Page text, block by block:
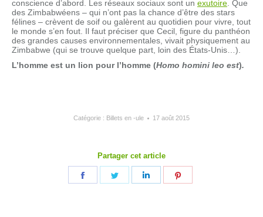
conscience d’abord. Les réseaux sociaux sont un exutoire. Que
des Zimbabwéens – qui n’ont pas la chance d’être des stars
félines – crèvent de soif ou galèrent au quotidien pour vivre, tout
le monde s’en fout. Il faut préciser que Cecil, figure du panthéon
des grandes causes environnementales, vivait physiquement au
Zimbabwe (qui se trouve quelque part, loin des États-Unis…).
L’homme est un lion pour l’homme (Homo homini leo est).
Catégorie : Billets en -ule 17 août 2015
Partager cet article
Partager Partager Partager